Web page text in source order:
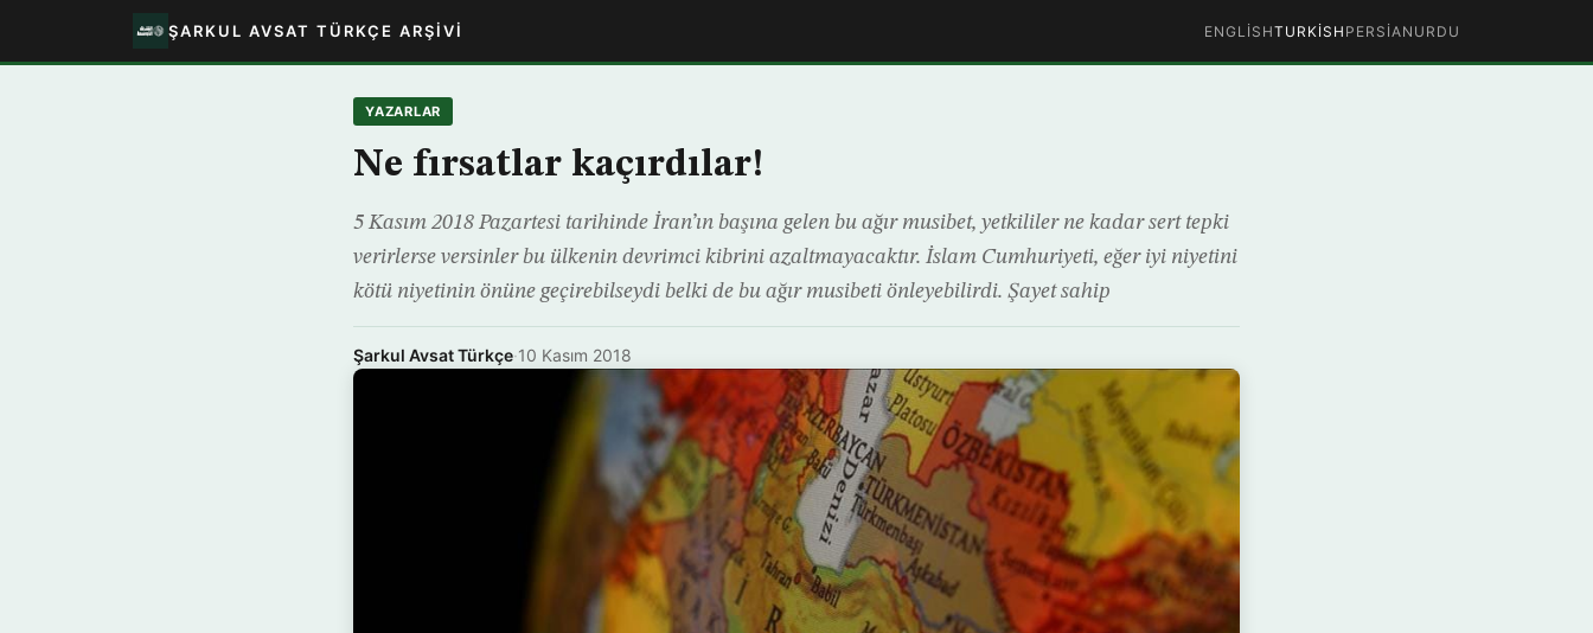
ŞARKUL AVSAT TÜRKÇE ARŞIVI ENGLISHTURKISH PERSIAN URDU
YAZARLAR
Ne fırsatlar kaçırdılar!
5 Kasım 2018 Pazartesi tarihinde İran’ın başına gelen bu ağır musibet, yetkililer ne kadar sert tepki
verirlerse versinler bu ülkenin devrimci kibrini azaltmayacaktır. İslam Cumhuriyeti, eğer iyi niyetini
kötü niyetinin önüne geçirebilseydi belki de bu ağır musibeti önleyebilirdi. Şayet sahip
Şarkul Avsat Türkçe·10 Kasım 2018